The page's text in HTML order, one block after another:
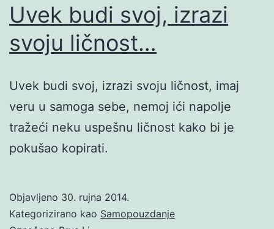
Uvek budi svoj, izrazi
svoju ličnost…
Uvek budi svoj, izrazi svoju ličnost, imaj
veru u samoga sebe, nemoj ići napolje
tražeći neku uspešnu ličnost kako bi je
pokušao kopirati.
Objavljeno 30. rujna 2014.
Kategorizirano kao Samopouzdanje